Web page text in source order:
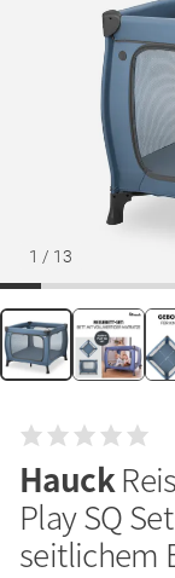
1 / 13
Hauck
Play SQ
seitlichem